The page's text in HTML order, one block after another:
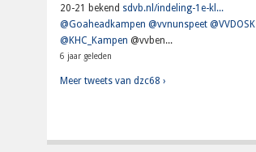
20-21 bekend sdvb.nl/indeling-1e-kl...
@Goaheadkampen @vvnunspeet @VVDOSK
@KHC_Kampen @vvben...
6 jaar geleden
Meer tweets van dzc68 ›